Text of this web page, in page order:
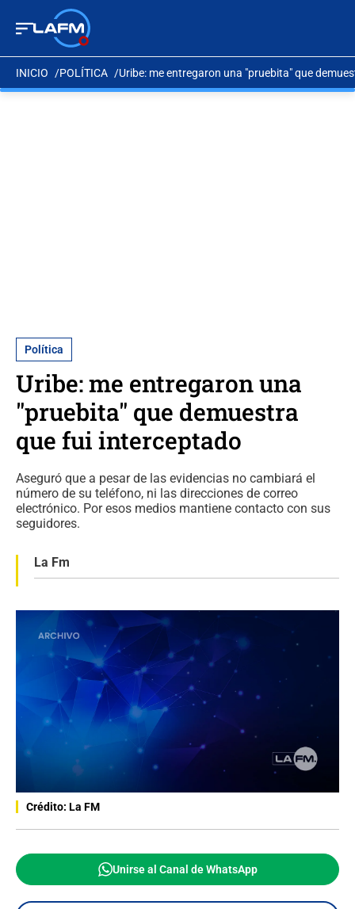
INICIO POLÍTICA Uribe: me entregaron una "pruebita" que
Política
Uribe: me entregaron una
"pruebita" que demuestra
que fui interceptado
Aseguró que a pesar de las evidencias no cambiará el
número de su teléfono, ni las direcciones de correo
electrónico. Por esos medios mantiene contacto con sus
seguidores.
La Fm
Crédito: La FM
Unirse al Canal de WhatsApp